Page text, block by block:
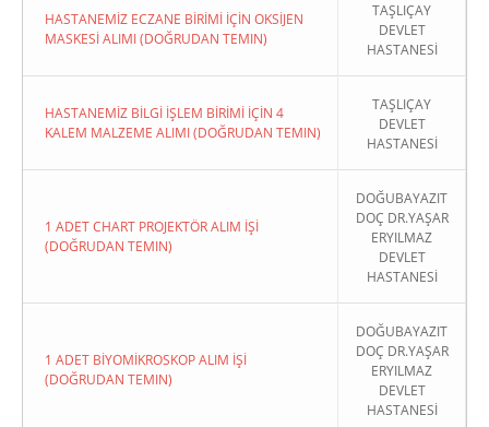
HASTANEMİZ ECZANE BİRİMİ İÇİN OKSİJEN
MASKESİ ALIMI (DOĞRUDAN TEMIN)
TAŞLIÇAY
DEVLET
HASTANESİ
HASTANEMİZ BİLGİ İŞLEM BİRİMİ İÇİN 4
KALEM MALZEME ALIMI (DOĞRUDAN TEMIN)
TAŞLIÇAY
DEVLET
HASTANESİ
1 ADET CHART PROJEKTÖR ALIM İŞİ
(DOĞRUDAN TEMIN)
DOĞUBAYAZIT
DOÇ DR.YAŞAR
ERYILMAZ
DEVLET
HASTANESİ
1 ADET BİYOMİKROSKOP ALIM İŞİ
(DOĞRUDAN TEMIN)
DOĞUBAYAZIT
DOÇ DR.YAŞAR
ERYILMAZ
DEVLET
HASTANESİ